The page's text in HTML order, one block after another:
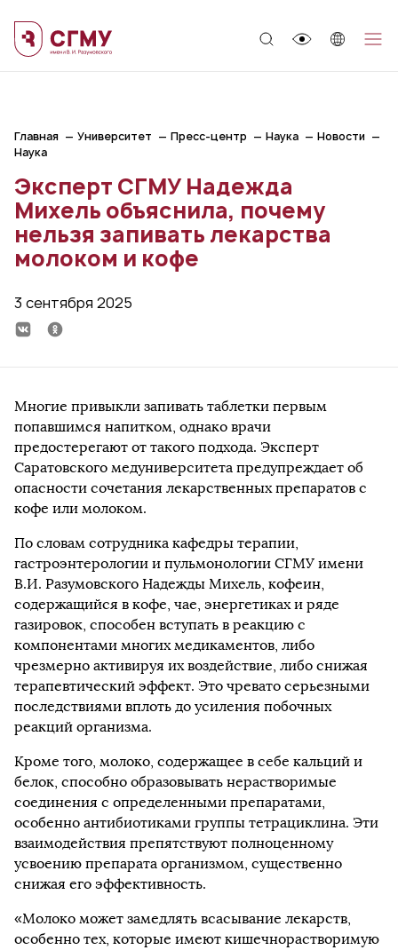
Главная Университет Пресс-центр Наука
Новости
Наука
Эксперт СГМУ Надежда
Михель объяснила, почему
нельзя запивать лекарства
молоком и кофе
3 сентября 2025
Многие привыкли запивать таблетки первым
попавшимся напитком, однако врачи
предостерегают от такого подхода. Эксперт
Саратовского медуниверситета предупреждает об
опасности сочетания лекарственных препаратов с
кофе или молоком.
По словам сотрудника кафедры терапии,
гастроэнтерологии и пульмонологии СГМУ имени
В.И. Разумовского Надежды Михель, кофеин,
содержащийся в кофе, чае, энергетиках и ряде
газировок, способен вступать в реакцию с
компонентами многих медикаментов, либо
чрезмерно активируя их воздействие, либо снижая
терапевтический эффект. Это чревато серьезными
последствиями вплоть до усиления побочных
реакций организма.
Кроме того, молоко, содержащее в себе кальций и
белок, способно образовывать нерастворимые
соединения с определенными препаратами,
особенно антибиотиками группы тетрациклина. Эти
взаимодействия препятствуют полноценному
усвоению препарата организмом, существенно
снижая его эффективность.
«Молоко может замедлять всасывание лекарств,
особенно тех, которые имеют кишечнорастворимую